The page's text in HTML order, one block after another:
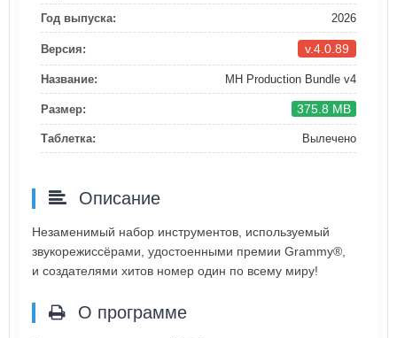
Год выпуска: 2026
Версия: v.4.0.89
Название: MH Production Bundle v4
Размер: 375.8 MB
Таблетка: Вылечено
Описание
Незаменимый набор инструментов, используемый
звукорежиссёрами, удостоенными премии Grammy®,
и создателями хитов номер один по всему миру!
О программе